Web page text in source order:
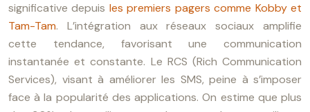
significative depuis les premiers pagers comme Kobby et
Tam-Tam. L’intégration aux réseaux sociaux amplifie
cette tendance, favorisant une communication
instantanée et constante. Le RCS (Rich Communication
Services), visant à améliorer les SMS, peine à s’imposer
face à la popularité des applications. On estime que plus